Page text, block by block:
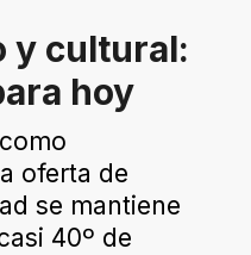
y cultural:
hoy
oferta de
se mantiene
40º de